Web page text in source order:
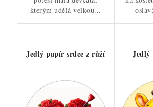
kterým udělá velkou...
Jedlý papír srdce z růží